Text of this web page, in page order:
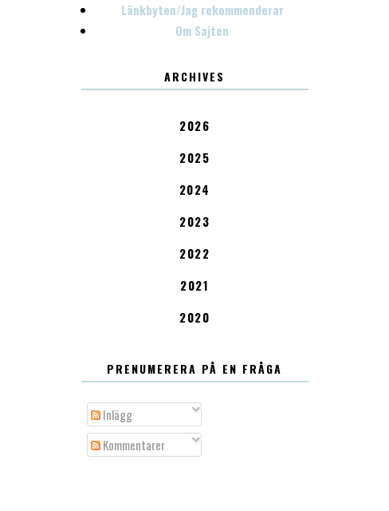
Länkbyten/Jag rekommenderar
Om Sajten
ARCHIVES
2026
2025
2024
2023
2022
2021
2020
PRENUMERERA PÅ EN FRÅGA
Inlägg
Kommentarer